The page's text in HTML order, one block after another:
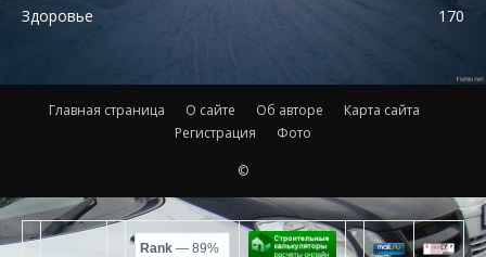
Здоровье
170
Главная страница О сайте Об авторе
Карта сайта
Регистрация
Фото
©
Rank — 89%